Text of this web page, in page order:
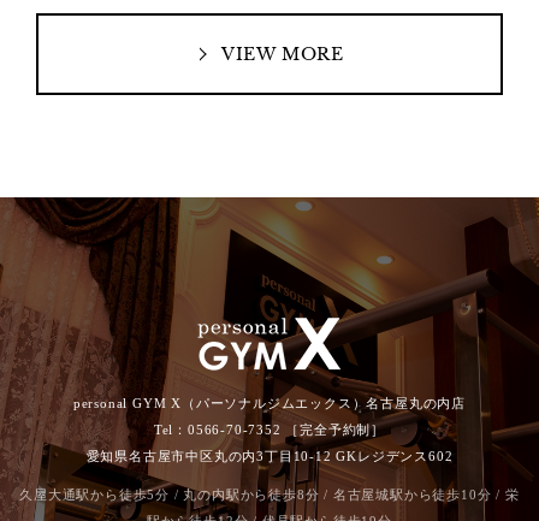
VIEW MORE
personal GYM X（パーソナルジムエックス）名古屋丸の内店
Tel：0566-70-7352 ［完全予約制］
愛知県名古屋市中区丸の内3丁目10-12 GKレジデンス602
久屋大通駅から徒歩5分 / 丸の内駅から徒歩8分 / 名古屋城駅から徒歩10分 / 栄